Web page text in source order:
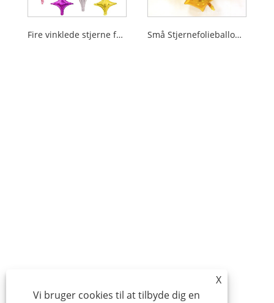
Fire vinklede stjerne folieballoner Små Stjernefolieballoner
X
Vi bruger cookies til at tilbyde dig en